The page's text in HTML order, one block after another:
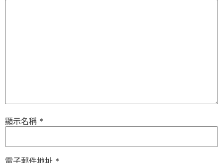
顯示名稱 *
電子郵件地址 *